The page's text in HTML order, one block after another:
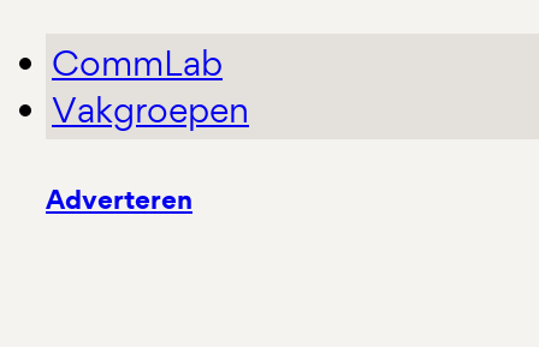
CommLab
Vakgroepen
Adverteren